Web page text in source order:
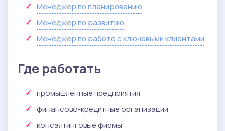
Менеджер по планированию
Менеджер по развитию
Менеджер по работе с ключевыми клиентами
Где работать
промышленные предприятия
финансово-кредитные организации
консалтинговые фирмы